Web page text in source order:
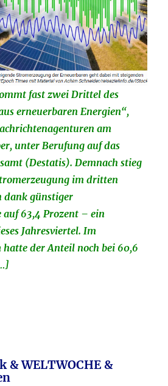
fast zwei Drittel des
erneuerbaren Energien“,
am
unter Berufung auf das
(Destatis). Demnach stieg
im dritten
dank günstiger
auf 63,4 Prozent – ein
Jahresviertel. Im
der Anteil noch bei 60,6
WELTWOCHE &